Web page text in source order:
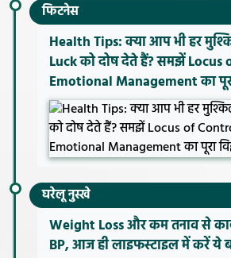
फिटनेस
Health Tips: क्या आप भी हर
Luck को दोष देते हैं? समझें
Emotional Management का
घरेलू नुस्खे
Weight Loss और कम तनाव से
BP, आज ही लाइफस्टाइल में करें ये